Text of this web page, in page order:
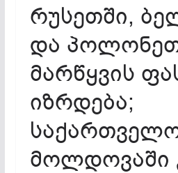
რუსეთში,
და
მარწყვის
იზრდება;
მოლდოვაში